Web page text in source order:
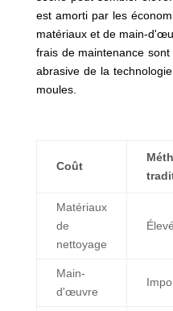
est amorti par les
matériaux et de main-
frais de maintenance
abrasive de la
moules.
Coût
Matériaux
de
nettoyage
Élevé
Main-
d'œuvre